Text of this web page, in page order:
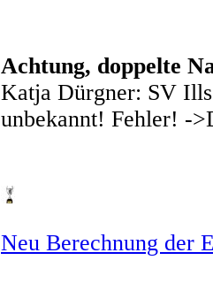
Achtung, doppelte
Katja Dürgner: SV
unbekannt! Fehler! -
Neu Berechnung der